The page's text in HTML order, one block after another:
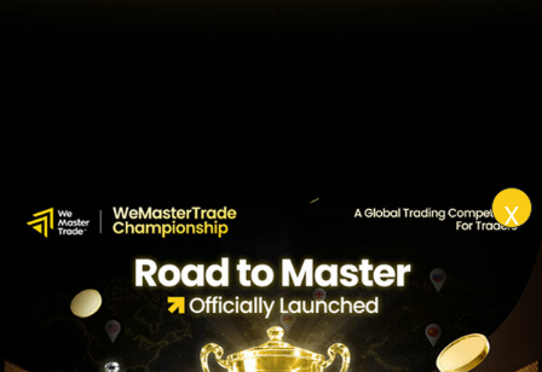
X
به مشتریان حسابی با سرمایه مجازی ارائه می‌شود. فعالیت
معاملاتی آن‌ها در حساب مجازی، از طریق الگوریتم‌های اختصاصی
ما به‌صورت لحظه‌ای در حساب معاملاتی واقعی شرکت کپی می‌شود